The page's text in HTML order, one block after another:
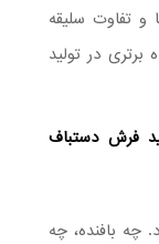
تفاوت سلیقه
در تولید
فرش دستباف
چه بافنده، چه